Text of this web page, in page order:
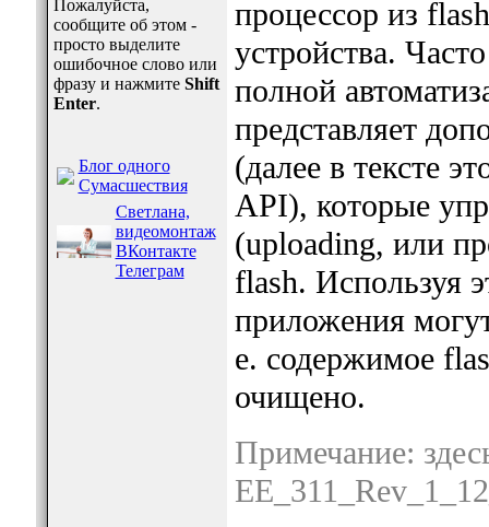
Пожалуйста,
сообщите об этом -
просто выделите
ошибочное слово или
фразу и нажмите Shift
Enter.
Блог одного
Сумасшествия
Светлана,
видеомонтаж
ВКонтакте
Телеграм
процессор из
устройства.
полной
представляет
(далее в тексте
API), которые
(uploading, или
flash. Используя
приложения
е. содержимое
очищено.
Примечание: